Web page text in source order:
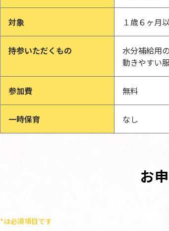
対象 １歳６ヶ月
持参いただくもの
水分補給用
動きやすい
参加費 無料
一時保育 なし
お
*は必須項目です